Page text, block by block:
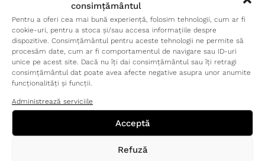
consimțământul
Pentru a oferi cea mai bună experiență, folosim tehnologii, cum ar fi
cookie-uri, pentru a stoca și/sau accesa informațiile despre
dispozitive. Consimțământul pentru aceste tehnologii ne permite să
procesăm date, cum ar fi comportamentul de navigare sau ID-uri
unice pe acest site. Dacă nu îți dai consimțământul sau îți retragi
consimțământul dat poate avea afecte negative asupra unor anumite
funcționalități și funcții.
Administrează serviciile
Acceptă
Refuză
INCALTAMINTE,NEW COLLECTION
TAGS
COCA ZABOLOTEANU,NEW COLLECTION
PANTOFI ,S-S25
35, 36, 37, 38, 39, 40